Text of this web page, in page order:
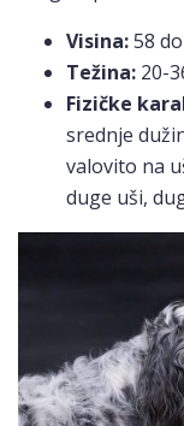
Visina:58
Težina: 20-
Fizičke
srednje
valovito na
duge uši,